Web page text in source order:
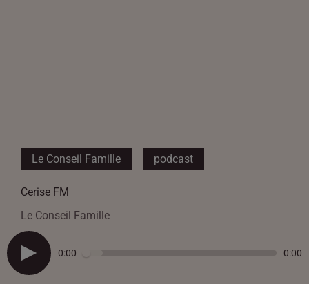
Le Conseil Famille podcast
Cerise FM
Le Conseil Famille
0:00 0:00